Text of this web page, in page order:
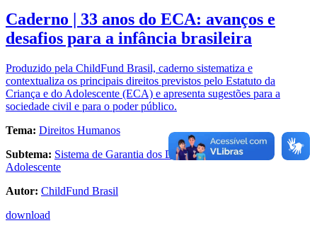
Caderno | 33 anos do ECA: avanços e
desafios para a infância brasileira
Produzido pela ChildFund Brasil, caderno sistematiza e
contextualiza os principais direitos previstos pelo Estatuto da
Criança e do Adolescente (ECA) e apresenta sugestões para a
sociedade civil e para o poder público.
Tema: Direitos Humanos
Subtema: Sistema de Garantia dos Direitos da Criança e
Adolescente
Autor: ChildFund Brasil
download